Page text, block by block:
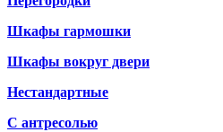
Шкафы гармошки
Шкафы вокруг двери
Нестандартные
С антресолью